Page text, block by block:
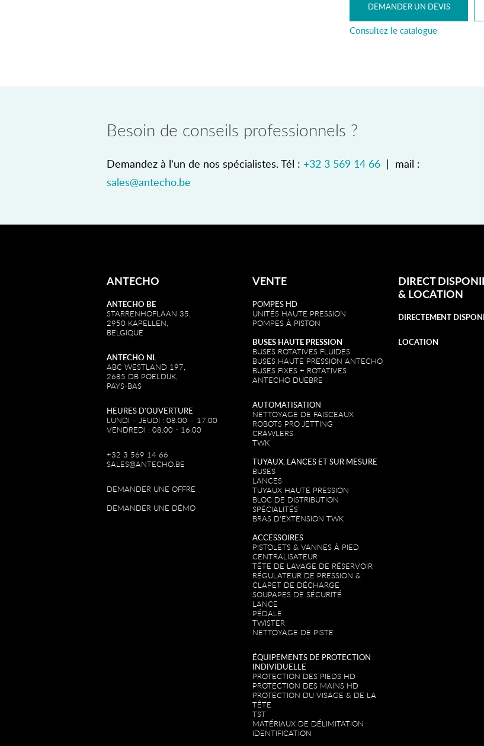
DEMANDER UN DEVIS
Consultez le catalogue
Besoin de conseils professionnels ?
Demandez à l'un de nos spécialistes. Tél : +32 3 569 14 66 | mail :
sales@antecho.be
ANTECHO
ANTECHO BE
STARRENHOFLAAN 35,
2950 KAPELLEN,
BELGIQUE
ANTECHO NL
ABC WESTLAND 197,
2685 DB POELDIJK,
PAYS-BAS
HEURES D'OUVERTURE
LUNDI – JEUDI : 08.00 – 17.00
VENDREDI : 08.00 - 16.00
+32 3 569 14 66
SALES@ANTECHO.BE
DEMANDER UNE OFFRE
DEMANDER UNE DÉMO
VENTE
POMPES HD
UNITÉS HAUTE PRESSION
POMPES À PISTON
BUSES HAUTE PRESSION
BUSES ROTATIVES FLUIDES
BUSES HAUTE PRESSION ANTECHO
BUSES FIXES + ROTATIVES
ANTECHO DUEBRE
AUTOMATISATION
NETTOYAGE DE FAISCEAUX
ROBOTS PRO JETTING
CRAWLERS
TWK
TUYAUX, LANCES ET SUR MESURE
BUSES
LANCES
TUYAUX HAUTE PRESSION
BLOC DE DISTRIBUTION
SPÉCIALITÉS
BRAS D'EXTENSION TWK
ACCESSOIRES
PISTOLETS & VANNES À PIED
CENTRALISATEUR
TÊTE DE LAVAGE DE RÉSERVOIR
RÉGULATEUR DE PRESSION &
CLAPET DE DÉCHARGE
SOUPAPES DE SÉCURITÉ
LANCE
PÉDALE
TWISTER
NETTOYAGE DE PISTE
ÉQUIPEMENTS DE PROTECTION
INDIVIDUELLE
PROTECTION DES PIEDS HD
PROTECTION DES MAINS HD
PROTECTION DU VISAGE & DE LA
TÊTE
TST
MATÉRIAUX DE DÉLIMITATION
IDENTIFICATION
DIRECT
&LOCATION
DIRECTEMENT
LOCATION